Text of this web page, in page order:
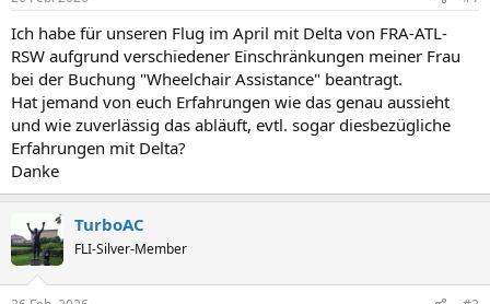
e
r
a
Ich habe für unseren Flug im April mit Delta von FRA-ATL-
RSW aufgrund verschiedener Einschränkungen meiner Frau
bei der Buchung "Wheelchair Assistance" beantragt.
Hat jemand von euch Erfahrungen wie das genau aussieht
und wie zuverlässig das abläuft, evtl. sogar diesbezügliche
Erfahrungen mit Delta?
Danke
TurboAC
FLI-Silver-Member